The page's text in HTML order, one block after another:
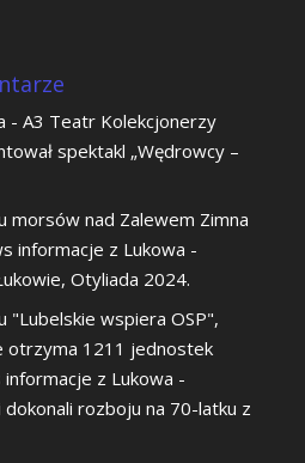
- A3 Teatr Kolekcjonerzy
spektakl „Wędrowcy –
morsów nad Zalewem Zimna
informacje z Lukowa -
Otyliada 2024.
"Lubelskie wspiera OSP",
otrzyma 1211 jednostek
z Lukowa -
dokonali rozboju na 70-latku z